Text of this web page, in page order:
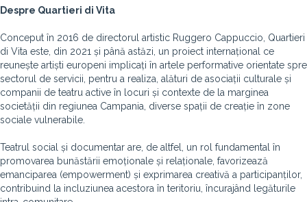
Despre Quartieri di Vita
Conceput în 2016 de directorul artistic Ruggero Cappuccio, Quartieri
di Vita este, din 2021 și până astăzi, un proiect internațional ce
reunește artiști europeni implicați în artele performative orientate spre
sectorul de servicii, pentru a realiza, alături de asociații culturale și
companii de teatru active în locuri și contexte de la marginea
societății din regiunea Campania, diverse spații de creație în zone
sociale vulnerabile.
Teatrul social și documentar are, de altfel, un rol fundamental în
promovarea bunăstării emoționale și relaționale, favorizează
emanciparea (empowerment) și exprimarea creativă a participanților,
contribuind la incluziunea acestora în teritoriu, încurajând legăturile